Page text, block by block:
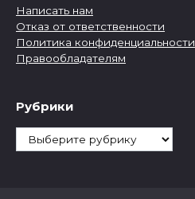
Написать нам
Отказ от ответственности
Политика конфиденциальности
Правообладателям
Рубрики
Рубрики